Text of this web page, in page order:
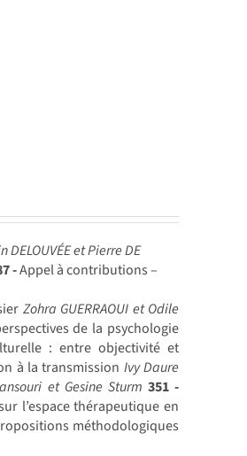
DELOUVÉE et Pierre DE
-Appel à contributions –
Zohra GUERRAOUI et Odile
de la psychologie
: entre objectivité et
à la transmission Ivy Daure
et Gesine Sturm 351 -
l’espace thérapeutique en
méthodologiques